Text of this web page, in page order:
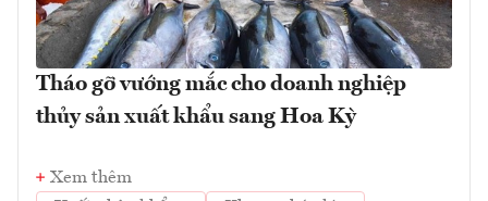
Tháo gỡ vướng mắc cho doanh nghiệp
thủy sản xuất khẩu sang Hoa Kỳ
Xem thêm